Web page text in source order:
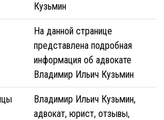
Кузьмин
На данной странице
представлена подробная
информация об адвокате
Владимир Ильич Кузьмин
Владимир Ильич Кузьмин,
адвокат, юрист, отзывы,